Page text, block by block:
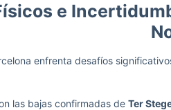
e
enfrenta desafíos
las bajas confirmadas de Ter